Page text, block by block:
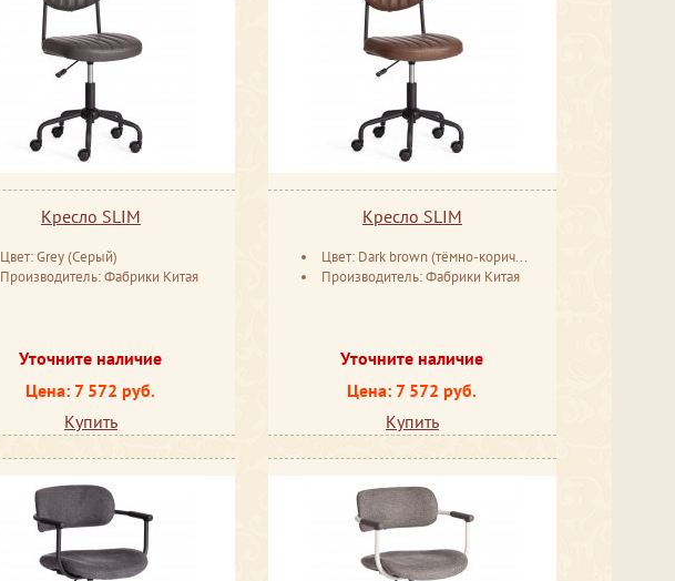
Кресло SLIM
Цвет: Grey (Cерый)
Производитель: Фабрики Китая
Уточните наличие
Цена: 7 572 руб.
Купить
Кресло SLIM
Цвет: Dark brown (тёмно-коричневый)
Производитель: Фабрики Китая
Уточните наличие
Цена: 7 572 руб.
Купить